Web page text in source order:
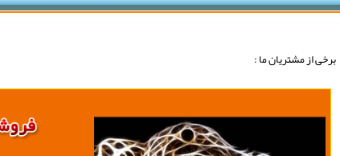
برخی از مشتريان ما :